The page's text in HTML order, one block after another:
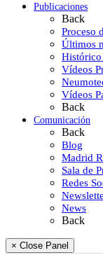
Publicaciones
Back
Proceso
Últimos
Histórico
Vídeos
Vídeos
Back
Comunicación
Back
Blog
Madrid
Sala de
Redes
News
Back
× Close Panel